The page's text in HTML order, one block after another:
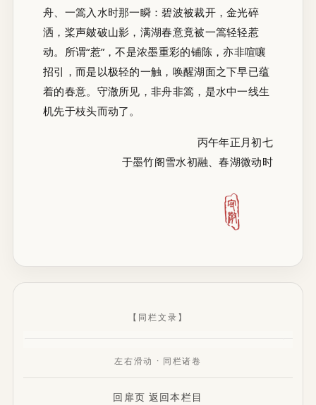
舟、一篙入水时那一瞬：碧波被裁开，金光碎
洒，桨声皴破山影，满湖春意竟被一篙轻轻惹
动。所谓“惹”，不是浓墨重彩的铺陈，亦非喧嚷
招引，而是以极轻的一触，唤醒湖面之下早已蕴
着的春意。守澈所见，非舟非篙，是水中一线生
机先于枝头而动了。
丙午年正月初七
于墨竹阁雪水初融、春湖微动时
【同栏文录】
左右滑动 · 同栏诸卷
回扉页 返回本栏目